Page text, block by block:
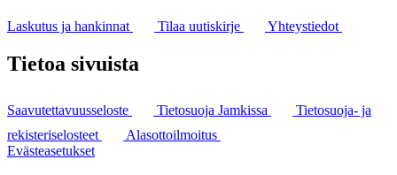
Laskutus ja hankinnat Tilaa uutiskirje Yhteystiedot
Tietoa sivuista
Saavutettavuusseloste Tietosuoja Jamkissa
Tietosuoja- ja
rekisteriselosteet
Alasottoilmoitus
Evästeasetukset